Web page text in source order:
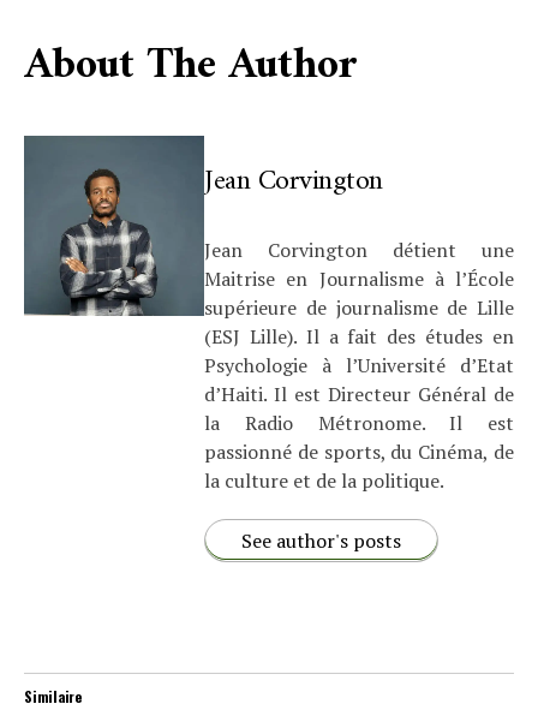
About The Author
Jean Corvington
Jean Corvington détient une
Maitrise en Journalisme à l’École
supérieure de journalisme de Lille
(ESJ Lille). Il a fait des études en
Psychologie à l’Université d’Etat
d’Haiti. Il est Directeur Général de
la Radio Métronome. Il est
passionné de sports, du Cinéma, de
la culture et de la politique.
See author's posts
Similaire